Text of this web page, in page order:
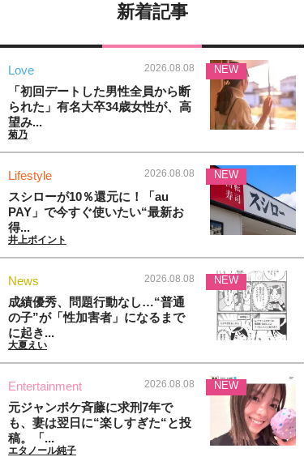
新着記事
Love 2026.08.08
「初回デートした男性全員から断
られた」有名大卒34歳女性が、高
望み...
菊乃
NEW
Lifestyle 2026.08.08
スシローが10％還元に！「au
PAY」で今すぐ使いたい“最新お
得...
井上ポイント
NEW
News 2026.08.08
成績優秀、問題行動なし…“普通
の子”が「性加害者」になるまで
に起き...
大夏えい
NEW
Entertainment 2026.08.08
元ジャンポケ斉藤に求刑7年で
も、妻は翌日に“楽しすぎた“と投
稿。「...
エタノール純子
NEW